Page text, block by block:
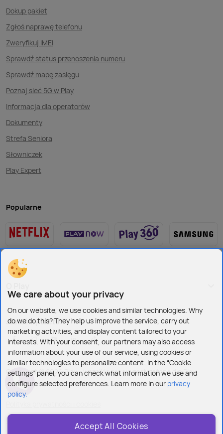
Dokup pakiet
Zgłoś naprawę telefonu
Zweryfikuj IMEI
Sprawdź status przenoszenia numeru
Sprawdź mapę zasięgu
Poznaj sieć 5G w Play
Informacja dla operatorów
Dokumenty
Strefa Seniora
Słowniczek
Play Expert
Popularne
Jesteśmy też tu:
Copyright © 2026 Play - wszelkie prawa zastrzeżone dla Play
Ustawienia plików cookies
We care about your privacy
On our website, we use cookies and similar technologies. Why
do we do this? They help us improve the service, carry out
marketing activities, and display content tailored to your
interests. With your consent, our partners may also access
information about your use of our service, using cookies or
similar technologies to personalize content. In the “Cookie
settings” panel, you can check what information we use and
configure selected preferences. Learn more in our privacy
policy.
Accept All Cookies